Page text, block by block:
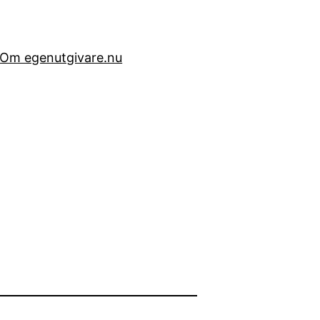
Om egenutgivare.nu